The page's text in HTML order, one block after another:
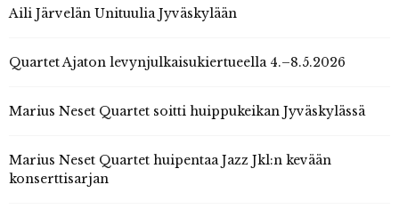
Aili Järvelän Unituulia Jyväskylään
Quartet Ajaton levynjulkaisukiertueella 4.–8.5.2026
Marius Neset Quartet soitti huippukeikan Jyväskylässä
Marius Neset Quartet huipentaa Jazz Jkl:n kevään
konserttisarjan